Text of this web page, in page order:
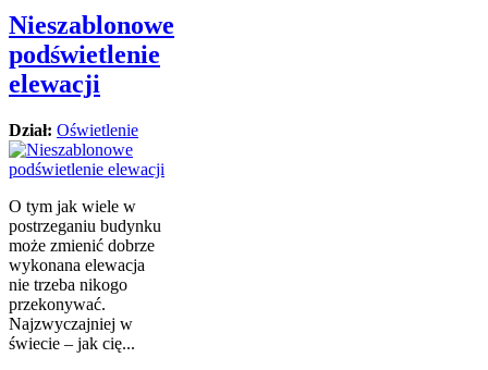
Nieszablonowe
podświetlenie
elewacji
Dział: Oświetlenie
O tym jak wiele w
postrzeganiu budynku
może zmienić dobrze
wykonana elewacja
nie trzeba nikogo
przekonywać.
Najzwyczajniej w
świecie – jak cię...